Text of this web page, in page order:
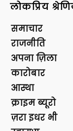
लोकप्रिय
समाचार
राजनीति
अपना ज़िला
कारोबार
आस्था
क्राइम ब्यूरो
ज़रा इधर भी